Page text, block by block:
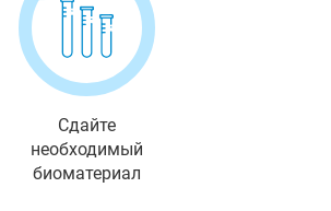
Сдайте
необходимый
биоматериал